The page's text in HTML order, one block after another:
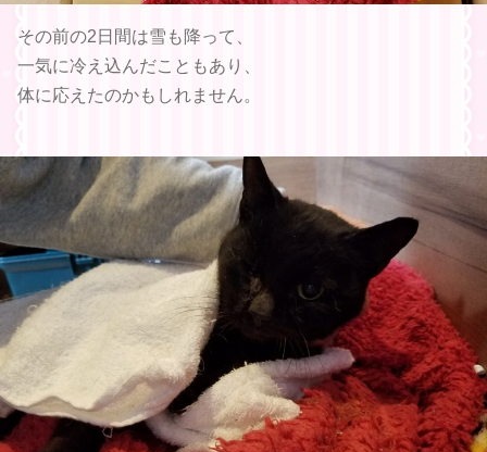
その前の2日間は雪も降って、
一気に冷え込んだこともあり、
体に応えたのかもしれません。